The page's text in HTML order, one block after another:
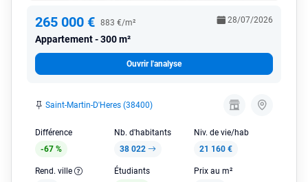
265 000 € 883 €/m²
Appartement 300 m²
28/07/2026
Ouvrir l'analyse
Saint-Martin-D'Heres (38400)
Différence
-67 %
Nb. d'habitants
38 022
Niv. de vie/hab
21 160 €
Rend. ville
Étudiants
Prix au m²